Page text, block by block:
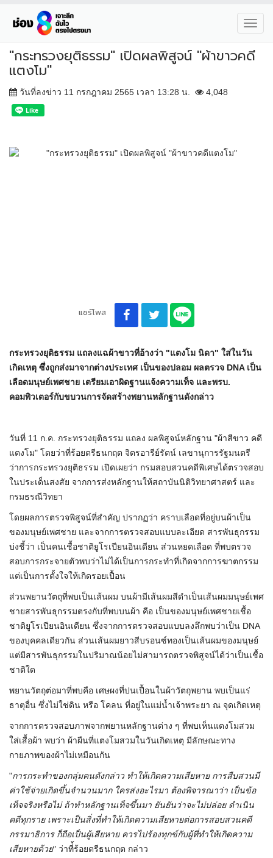
"กระทรวงยุติธรรม" เปิดผลพิสูจน์ "ผ้าขาวคดี
แตงโม"
วันที่ลงข่าว 11 กรกฎาคม 2565 เวลา 13:28 น. 4,048
แชร์โพส
กระทรวงยุติธรรม แถลงแฉผ้าขาวที่อ้างว่า "แตงโม นิดา" ใส่ในวัน
เกิดเหตุ ซึ่งถูกส่งมาจากต่างประเทศ เป็นของปลอม ผลตรวจ DNA เป็น
เลือดมนุษย์เพศชาย เตรียมเอาผิดฐานแจ้งความเท็จ และพรบ.
คอมพิวเตอร์กับขบวนการจัดสร้างพยานหลักฐานดังกล่าว
วันที่ 11 ก.ค. กระทรวงยุติธรรม แถลง ผลพิสูจน์หลักฐาน "ผ้าสีขาว คดี
แตงโม" โดยว่าที่ร้อยตรีธนกฤต จิตรอารีย์รัตน์ เลขานุการรัฐมนตรี
ว่าการกระทรวงยุติธรรม เปิดเผยว่า กรมสอบสวนคดีพิเศษได้ตรวจสอบ
ในประเด็นสงสัย จากการส่งหลักฐานให้สถาบันนิติวิทยาศาสตร์ และ
กรมธรณีวิทยา
โดยผลการตรวจพิสูจน์ที่สำคัญ ปรากฏว่า คราบเลือดที่อยู่บนผ้าเป็น
ของมนุษย์เพศชาย และจากการตรวจสอบแบบละเอียด สารพันธุกรรม
บ่งชี้ว่า เป็นคนเชื้อชาติยูโรเปียนอินเดียน ส่วนหยดเลือด ที่พบตรวจ
สอบการกระจายตัวพบว่าไม่ได้เป็นการกระทำที่เกิดจากการฆาตกรรม
แต่เป็นการตั้งใจให้เกิดรอยเปื้อน
ส่วนพยานวัตถุที่พบเป็นเส้นผม บนผ้ามีเส้นผมสีดำเป็นเส้นผมมนุษย์เพศ
ชายสารพันธุกรรมตรงกับที่พบบนผ้า คือ เป็นของมนุษย์เพศชายเชื้อ
ชาติยูโรเปียนอินเดียน ซึ่งจากการตรวจสอบแบบลงลึกพบว่าเป็น DNA
ของบุคคลเดียวกัน ส่วนเส้นผมยาวสีบรอนซ์ทองเป็นเส้นผมของมนุษย์
แต่มีสารพันธุกรรมในปริมาณน้อยไม่สามารถตรวจพิสูจน์ได้ว่าเป็นเชื้อ
ชาติใด
พยานวัตถุต่อมาที่พบคือ เศษผงที่ปนเปื้อนในผ้าวัตถุพยาน พบเป็นแร่
ธาตุอื่น ซึ่งไม่ใช่ดิน หรือ โคลน ที่อยู่ในแม่น้ำเจ้าพระยา ณ จุดเกิดเหตุ
จากการตรวจสอบภาพจากพยานหลักฐานต่าง ๆ ที่พบเห็นแตงโมสวม
ใส่เสื้อผ้า พบว่า ผ้าผืนที่แตงโมสวมในวันเกิดเหตุ มีลักษณะทาง
กายภาพของผ้าไม่เหมือนกัน
"การกระทำของกลุ่มคนดังกล่าว ทำให้เกิดความเสียหาย การสืบสวนมี
ค่าใช้จ่ายเกิดขึ้นจำนวนมาก ใครส่งอะไรมา ต้องพิจารณาว่า เป็นข้อ
เท็จจริงหรือไม่ ถ้าทำหลักฐานเท็จขึ้นมา ยันยันว่าจะไม่ปล่อย ดำเนิน
คดีทุกราย เพราะเป็นสิ่งที่ทำให้เกิดความเสียหายต่อการสอบสวนคดี
กรรมาธิการ ก็ถือเป็นผู้เสียหาย ควรไปร้องทุกข์กับผู้ที่ทำให้เกิดความ
เสียหายด้วย" ว่าที่้ร้อยตรีธนกฤต กล่าว